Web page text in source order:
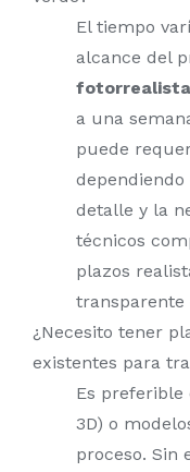
El tiempo
alcance del
fotorrealista
a una
puede
detalle y la
técnicos
plazos
transparente
¿Necesito tener
existentes para
Es preferible
3D) o
proceso. Sin